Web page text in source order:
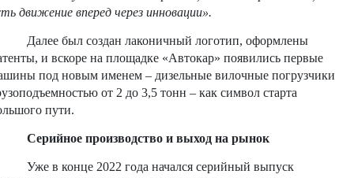
движение вперед через инновации».
Далее был создан лаконичный логотип, оформлены
и вскоре на площадке «Автокар» появились первые
под новым именем – дизельные вилочные погрузчики
от 2 до 3,5 тонн – как символ старта
пути.
Серийное производство и выход на рынок
Уже в конце 2022 года начался серийный выпуск